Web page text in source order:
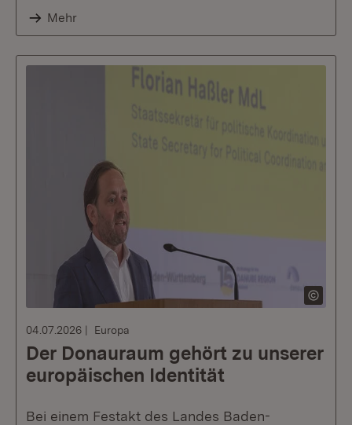
Mehr
04.07.2026 Europa
Der Donauraum gehört zu unserer
europäischen Identität
Bei einem Festakt des Landes Baden-